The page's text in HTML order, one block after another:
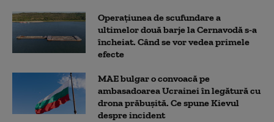
Operațiunea de scufundare a
ultimelor două barje la Cernavodă s-a
încheiat. Când se vor vedea primele
efecte
MAE bulgar o convoacă pe
ambasadoarea Ucrainei în legătură cu
drona prăbuşită. Ce spune Kievul
despre incident